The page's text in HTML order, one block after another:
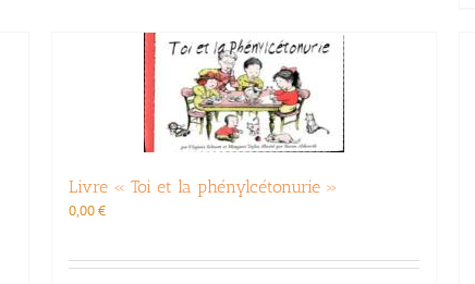
Livre « Toi et la phénylcétonurie »
0,00€